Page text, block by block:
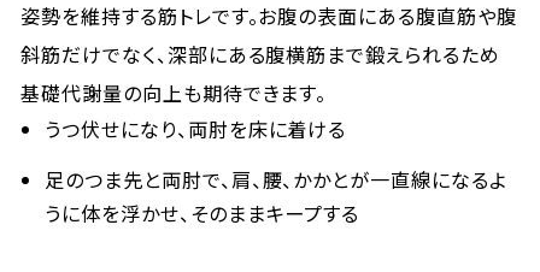
姿勢を維持する筋トレです。お腹の表面にある腹直筋や腹
斜筋だけでなく、深部にある腹横筋まで鍛えられるため
基礎代謝量の向上も期待できます。
うつ伏せになり、両肘を床に着ける
足のつま先と両肘で、肩、腰、かかとが一直線になるよ
うに体を浮かせ、そのままキープする